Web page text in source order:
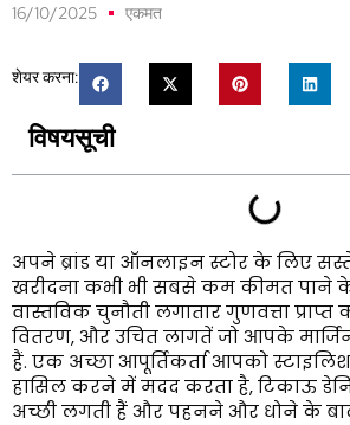
16/10/2025 एकमत
शेयर करना:
विषयसूची
अपने ब्रांड या ऑनलाइन स्टोर के लिए
खरीदना कभी भी सबसे कम कीमत पाने के
वास्तविक चुनौती लगातार गुणवत्ता प्राप्त
वितरण, और उचित लागतें जो आपके
हैं. एक अच्छा आपूर्तिकर्ता आपको
हासिल करने में मदद करता है, टिकाऊ
अच्छी लगती हैं और पहनने और धोने के बाद